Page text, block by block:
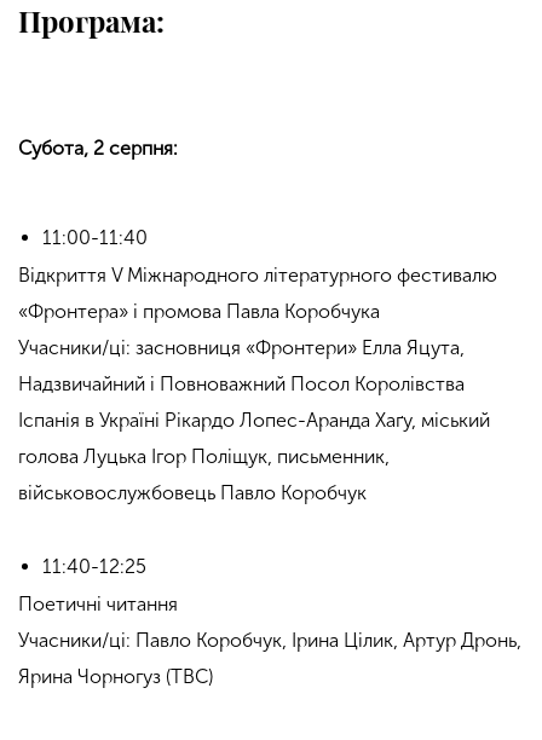
Програма:
Субота, 2 серпня:
11:00-11:40
Відкриття V Міжнародного літературного фестивалю
«Фронтера» і промова Павла Коробчука
Учасники/ці: засновниця «Фронтери» Елла Яцута,
Надзвичайний і Повноважний Посол Королівства
Іспанія в Україні Рікардо Лопес-Аранда Хаґу, міський
голова Луцька Ігор Поліщук, письменник,
військовослужбовець Павло Коробчук
11:40-12:25
Поетичні читання
Учасники/ці: Павло Коробчук, Ірина Цілик, Артур Дронь,
Ярина Чорногуз (TBC)